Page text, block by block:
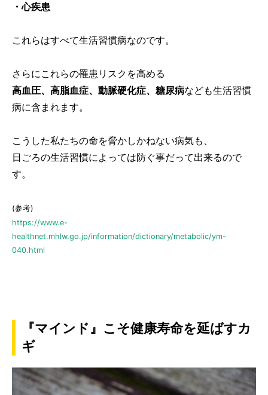
・心疾患
これらはすべて生活習慣病なのです。
さらにこれらの罹患リスクを高める
高血圧、高脂血症、動脈硬化症、糖尿病なども生活習慣
病に含まれます。
こうした私たちの命を脅かしかねない病気も、
日ごろの生活習慣によっては防ぐ事だって出来るので
す。
(参考)
https://www.e-
healthnet.mhlw.go.jp/information/dictionary/metabolic/ym-
040.html
『マインド』こそ健康寿命を延ばすカ
ギ